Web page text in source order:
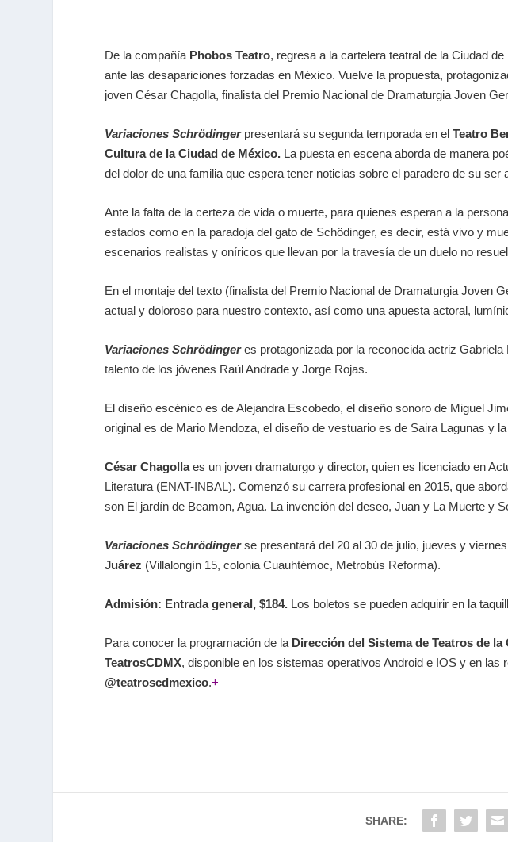
De la compañía Phobos Teatro, regresa a la cartelera teatral de la Ciudad
ante las desapariciones forzadas en México. Vuelve la propuesta,
joven César Chagolla, finalista del Premio Nacional de Dramaturgia Joven
Variaciones Schrödingerpresentará su segunda temporada en el Teatro
Cultura de la Ciudad de México. La puesta en escena aborda de manera
del dolor de una familia que espera tener noticias sobre el paradero de su ser
Ante la falta de la certeza de vida o muerte, para quienes esperan a la
estados como en la paradoja del gato de Schödinger, es decir, está vivo y
escenarios realistas y oníricos que llevan por la travesía de un duelo no
En el montaje del texto (finalista del Premio Nacional de Dramaturgia Joven
actual y doloroso para nuestro contexto, así como una apuesta actoral,
Variaciones Schrödingeres protagonizada por la reconocida actriz
talento de los jóvenes Raúl Andrade y Jorge Rojas.
El diseño escénico es de Alejandra Escobedo, el diseño sonoro de Miguel
original es de Mario Mendoza, el diseño de vestuario es de Saira Lagunas y
César Chagollaes un joven dramaturgo y director, quien es licenciado en
Literatura (ENAT-INBAL). Comenzó su carrera profesional en 2015, que
son El jardín de Beamon, Agua. La invención del deseo, Juan y La Muerte y
Variaciones Schrödingerse presentará del 20 al 30 de julio, jueves y
Juárez (Villalongín 15, colonia Cuauhtémoc, Metrobús Reforma).
Admisión: Entrada general, $184. Los boletos se pueden adquirir en la
Para conocer la programación de la Dirección del Sistema de Teatros de la
TeatrosCDMX, disponible en los sistemas operativos Android e IOS y en
@teatroscdmexico.+
SHARE: